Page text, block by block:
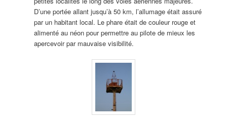
D’une portée allant jusqu’à 50 km, l’allumage était assuré
par un habitant local. Le phare était de couleur rouge et
alimenté au néon pour permettre au pilote de mieux les
apercevoir par mauvaise visibilité.